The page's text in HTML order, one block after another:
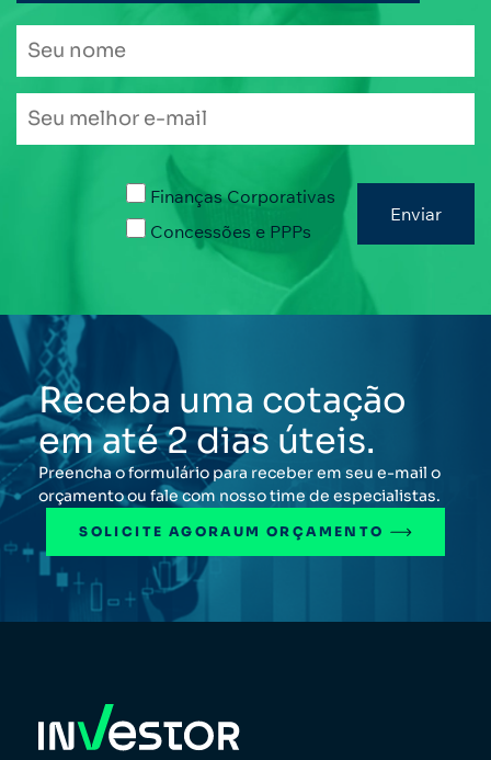
Finanças Corporativas
Concessões e PPPs
Receba uma cotação
em até 2 dias úteis.
Preencha o formulário para receber em seu e-mail o
orçamento ou fale com nosso time de especialistas.
SOLICITE AGORAUM ORÇAMENTO